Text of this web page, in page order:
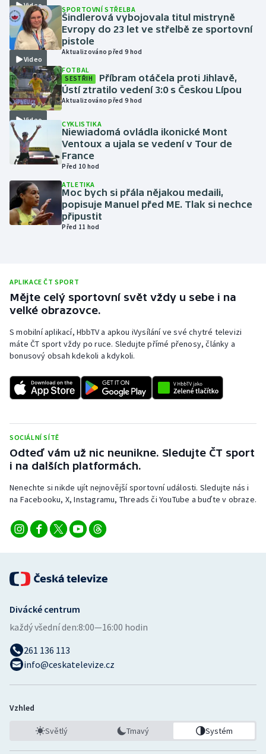
Házená
Jezdectví
Judo
Krasobruslení
Lezení
Lyže a snowboard
Moderní pětiboj
Motorsport
Plavání
Plážový volejbal
Ragby
Rychlobruslení
Short track
Sportovní střelba
Stolní tenis
Triatlon
Veslování
Vodní slalom
Volejbal
Video
Video
SPORTOVNÍ STŘELBA
Šindlerová vybojovala titul mistryně
Evropy do 23 let ve střelbě ze sportovní
pistole
Aktualizováno před 9 hod
Video
FOTBAL
SESTŘIH
Příbram otáčela proti Jihlavě,
Ústí ztratilo vedení 3:0 s Českou Lípou
Aktualizováno před 9 hod
CYKLISTIKA
Niewiadomá ovládla ikonické Mont
Ventoux a ujala se vedení v Tour de
France
Před 10 hod
ATLETIKA
Moc bych si přála nějakou medaili,
popisuje Manuel před ME. Tlak si nechce
připustit
Před 11 hod
APLIKACE ČT SPORT
Mějte celý sportovní svět vždy u sebe i na
velké obrazovce.
S mobilní aplikací, HbbTV a apkou iVysílání ve své chytré televizi
máte ČT sport vždy po ruce. Sledujte přímé přenosy, články a
bonusový obsah kdekoli a kdykoli.
SOCIÁLNÍ SÍTĚ
Odteď vám už nic neunikne. Sledujte ČT sport
i na dalších platformách.
Nenechte si nikde ujít nejnovější sportovní události. Sledujte nás i
na Facebooku, X, Instagramu, Threads či YouTube a buďte v obraze.
Divácké centrum
každý všední den:8:00—16:00 hodin
261 136 113
info@ceskatelevize.cz
Vzhled
Světlý Tmavý Systém